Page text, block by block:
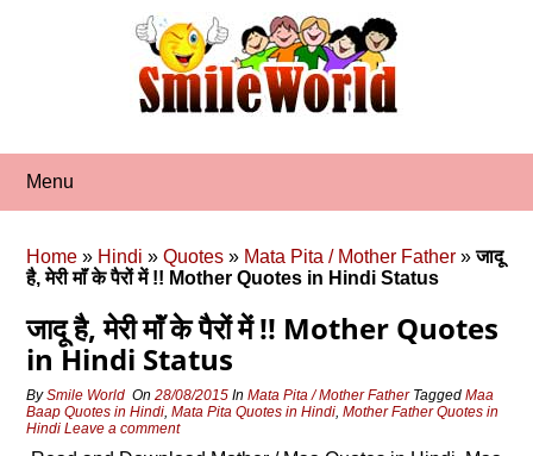
Menu
Home » Hindi »Quotes » Mata Pita / Mother Father »जादू
है, मेरी माॅं के पैरों में !! Mother Quotes in Hindi Status
जादू है, मेरी माॅं के पैरों में !! Mother Quotes
in Hindi Status
BySmile World On28/08/2015 InMata Pita / Mother Father TaggedMaa
Baap Quotes in Hindi,Mata Pita Quotes in Hindi,Mother Father Quotes in
Hindi Leave a comment